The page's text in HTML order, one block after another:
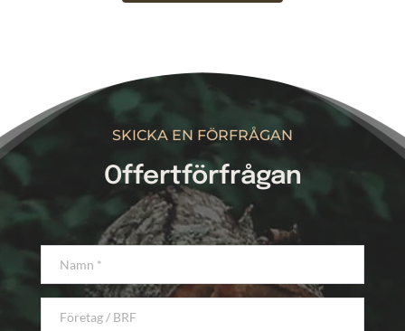
SKICKA EN FÖRFRÅGAN
Offertförfrågan